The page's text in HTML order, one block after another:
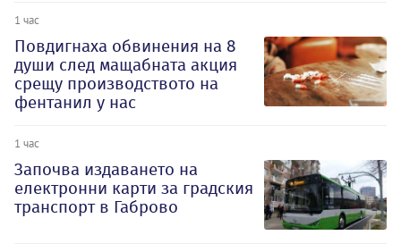
1 час
Повдигнаха обвинения на 8
души след мащабната акция
срещу производството на
фентанил у нас
1 час
Започва издаването на
електронни карти за градския
транспорт в Габрово